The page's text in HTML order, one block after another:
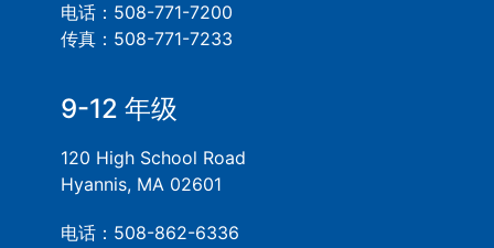
电话：508-771-7200
传真：508-771-7233
9-12 年级
120 High School Road
Hyannis, MA 02601
电话：508-862-6336